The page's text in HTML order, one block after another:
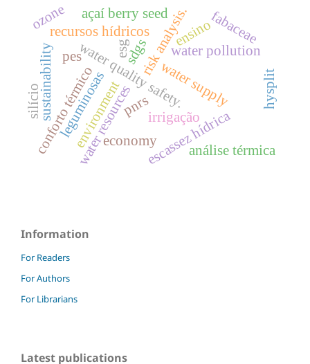
water quality safety.water supply
risk analysis.water pollution
water resources
recursos hídricos
irrigação
escassez hídricaanálise térmica
conforto térmico economy
environment
pes esg
sustainability
ensino
pnrs
fabaceae
leguminosas
silício
sdgs
ozone
hysplit
açaí berry seed
Information
For Readers
For Authors
For Librarians
Latest publications